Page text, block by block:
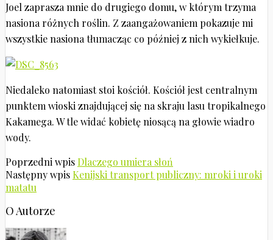
Joel zaprasza mnie do drugiego domu, w którym trzyma
nasiona różnych roślin. Z zaangażowaniem pokazuje mi
wszystkie nasiona tłumacząc co później z nich wykiełkuje.
Niedaleko natomiast stoi kościół. Kościół jest centralnym
punktem wioski znajdującej się na skraju lasu tropikalnego
Kakamega. W tle widać kobietę niosącą na głowie wiadro
wody.
Poprzedni wpisDlaczego umiera słoń
Następny wpisKenijski transport publiczny: mroki i uroki
matatu
O Autorze